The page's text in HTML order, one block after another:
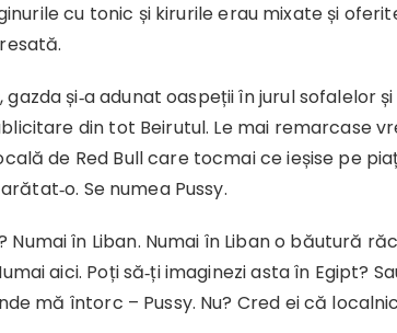
cu tonic și kirurile erau mixate și
și‐a adunat oaspeții în jurul sofalelor
din tot Beirutul. Le mai remarcase
de Red Bull care tocmai ce ieșise pe
Se numea Pussy.
Numai în Liban. Numai în Liban o băutură
aici. Poți să‐ți imaginezi asta în Egipt?
mă întorc – Pussy. Nu? Cred ei că